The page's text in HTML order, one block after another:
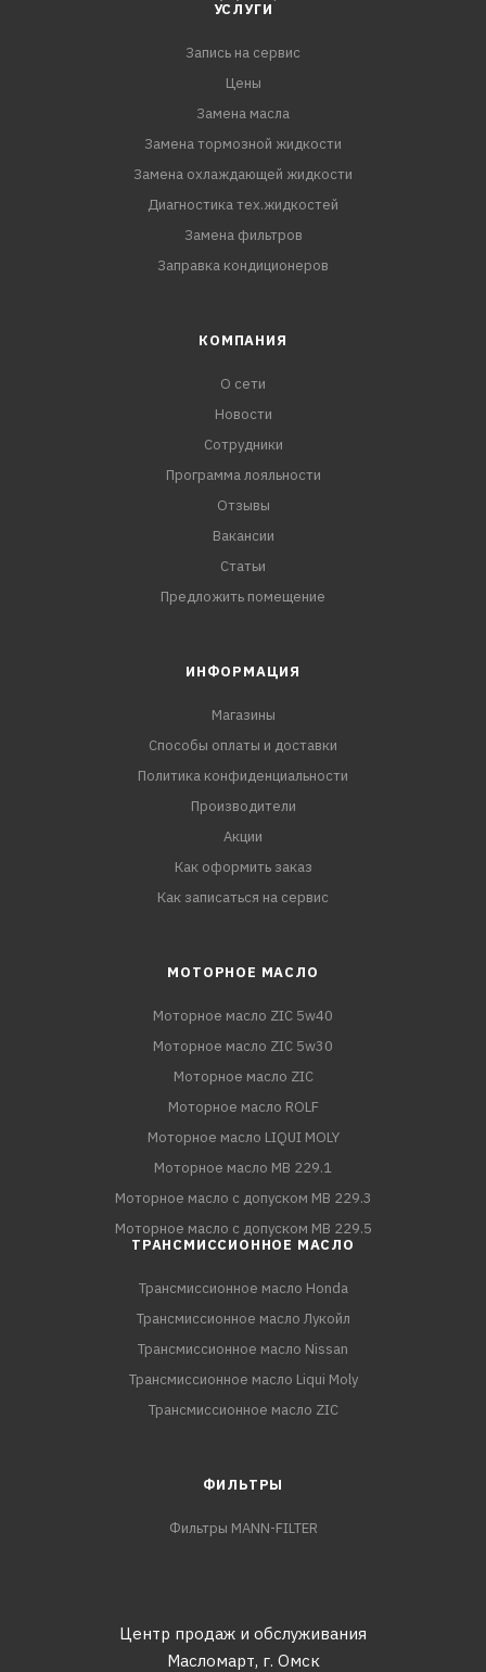
УСЛУГИ
Запись на сервис
Цены
Замена масла
Замена тормозной жидкости
Замена охлаждающей жидкости
Диагностика тех.жидкостей
Замена фильтров
Заправка кондиционеров
КОМПАНИЯ
О сети
Новости
Сотрудники
Программа лояльности
Отзывы
Вакансии
Статьи
Предложить помещение
ИНФОРМАЦИЯ
Магазины
Способы оплаты и доставки
Политика конфиденциальности
Производители
Акции
Как оформить заказ
Как записаться на сервис
МОТОРНОЕ МАСЛО
Моторное масло ZIC 5w40
Моторное масло ZIC 5w30
Моторное масло ZIC
Моторное масло ROLF
Моторное масло LIQUI MOLY
Моторное масло MB 229.1
Моторное масло с допуском MB 229.3
Моторное масло с допуском MB 229.5
ТРАНСМИССИОННОЕ МАСЛО
Трансмиссионное масло Honda
Трансмиссионное масло Лукойл
Трансмиссионное масло Nissan
Трансмиссионное масло Liqui Moly
Трансмиссионное масло ZIC
ФИЛЬТРЫ
Фильтры MANN-FILTER
Центр продаж и обслуживания
Масломарт, г. Омск